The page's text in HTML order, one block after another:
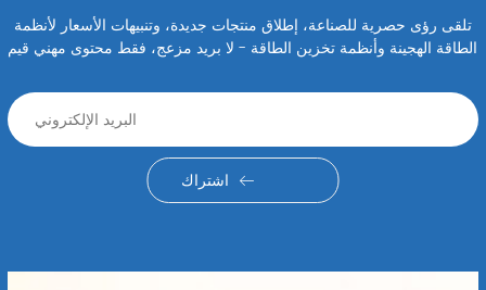
تلقى رؤى حصرية للصناعة، إطلاق منتجات جديدة، وتنبيهات الأسعار لأنظمة
الطاقة الهجينة وأنظمة تخزين الطاقة - لا بريد مزعج، فقط محتوى مهني قيم
اشتراك